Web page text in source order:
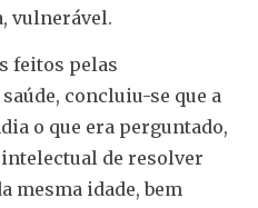
vulnerável.
feitos pelas
concluiu-se que a
o que era perguntado,
de resolver
mesma idade, bem